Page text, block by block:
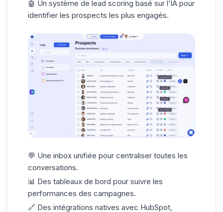
🤖 Un système de lead scoring basé sur l’IA pour
identifier les prospects les plus engagés.
💬 Une inbox unifiée pour centraliser toutes les
conversations.
📊 Des tableaux de bord pour suivre les
performances des campagnes.
🔗 Des intégrations natives avec HubSpot,